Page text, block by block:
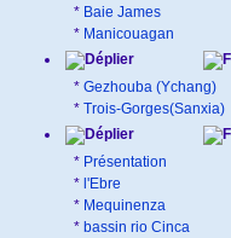
* Baie James
* Manicouagan
* Gezhouba (Ychang)
* Trois-Gorges(Sanxia)
* Présentation
* l'Ebre
* Mequinenza
* bassin rio Cinca